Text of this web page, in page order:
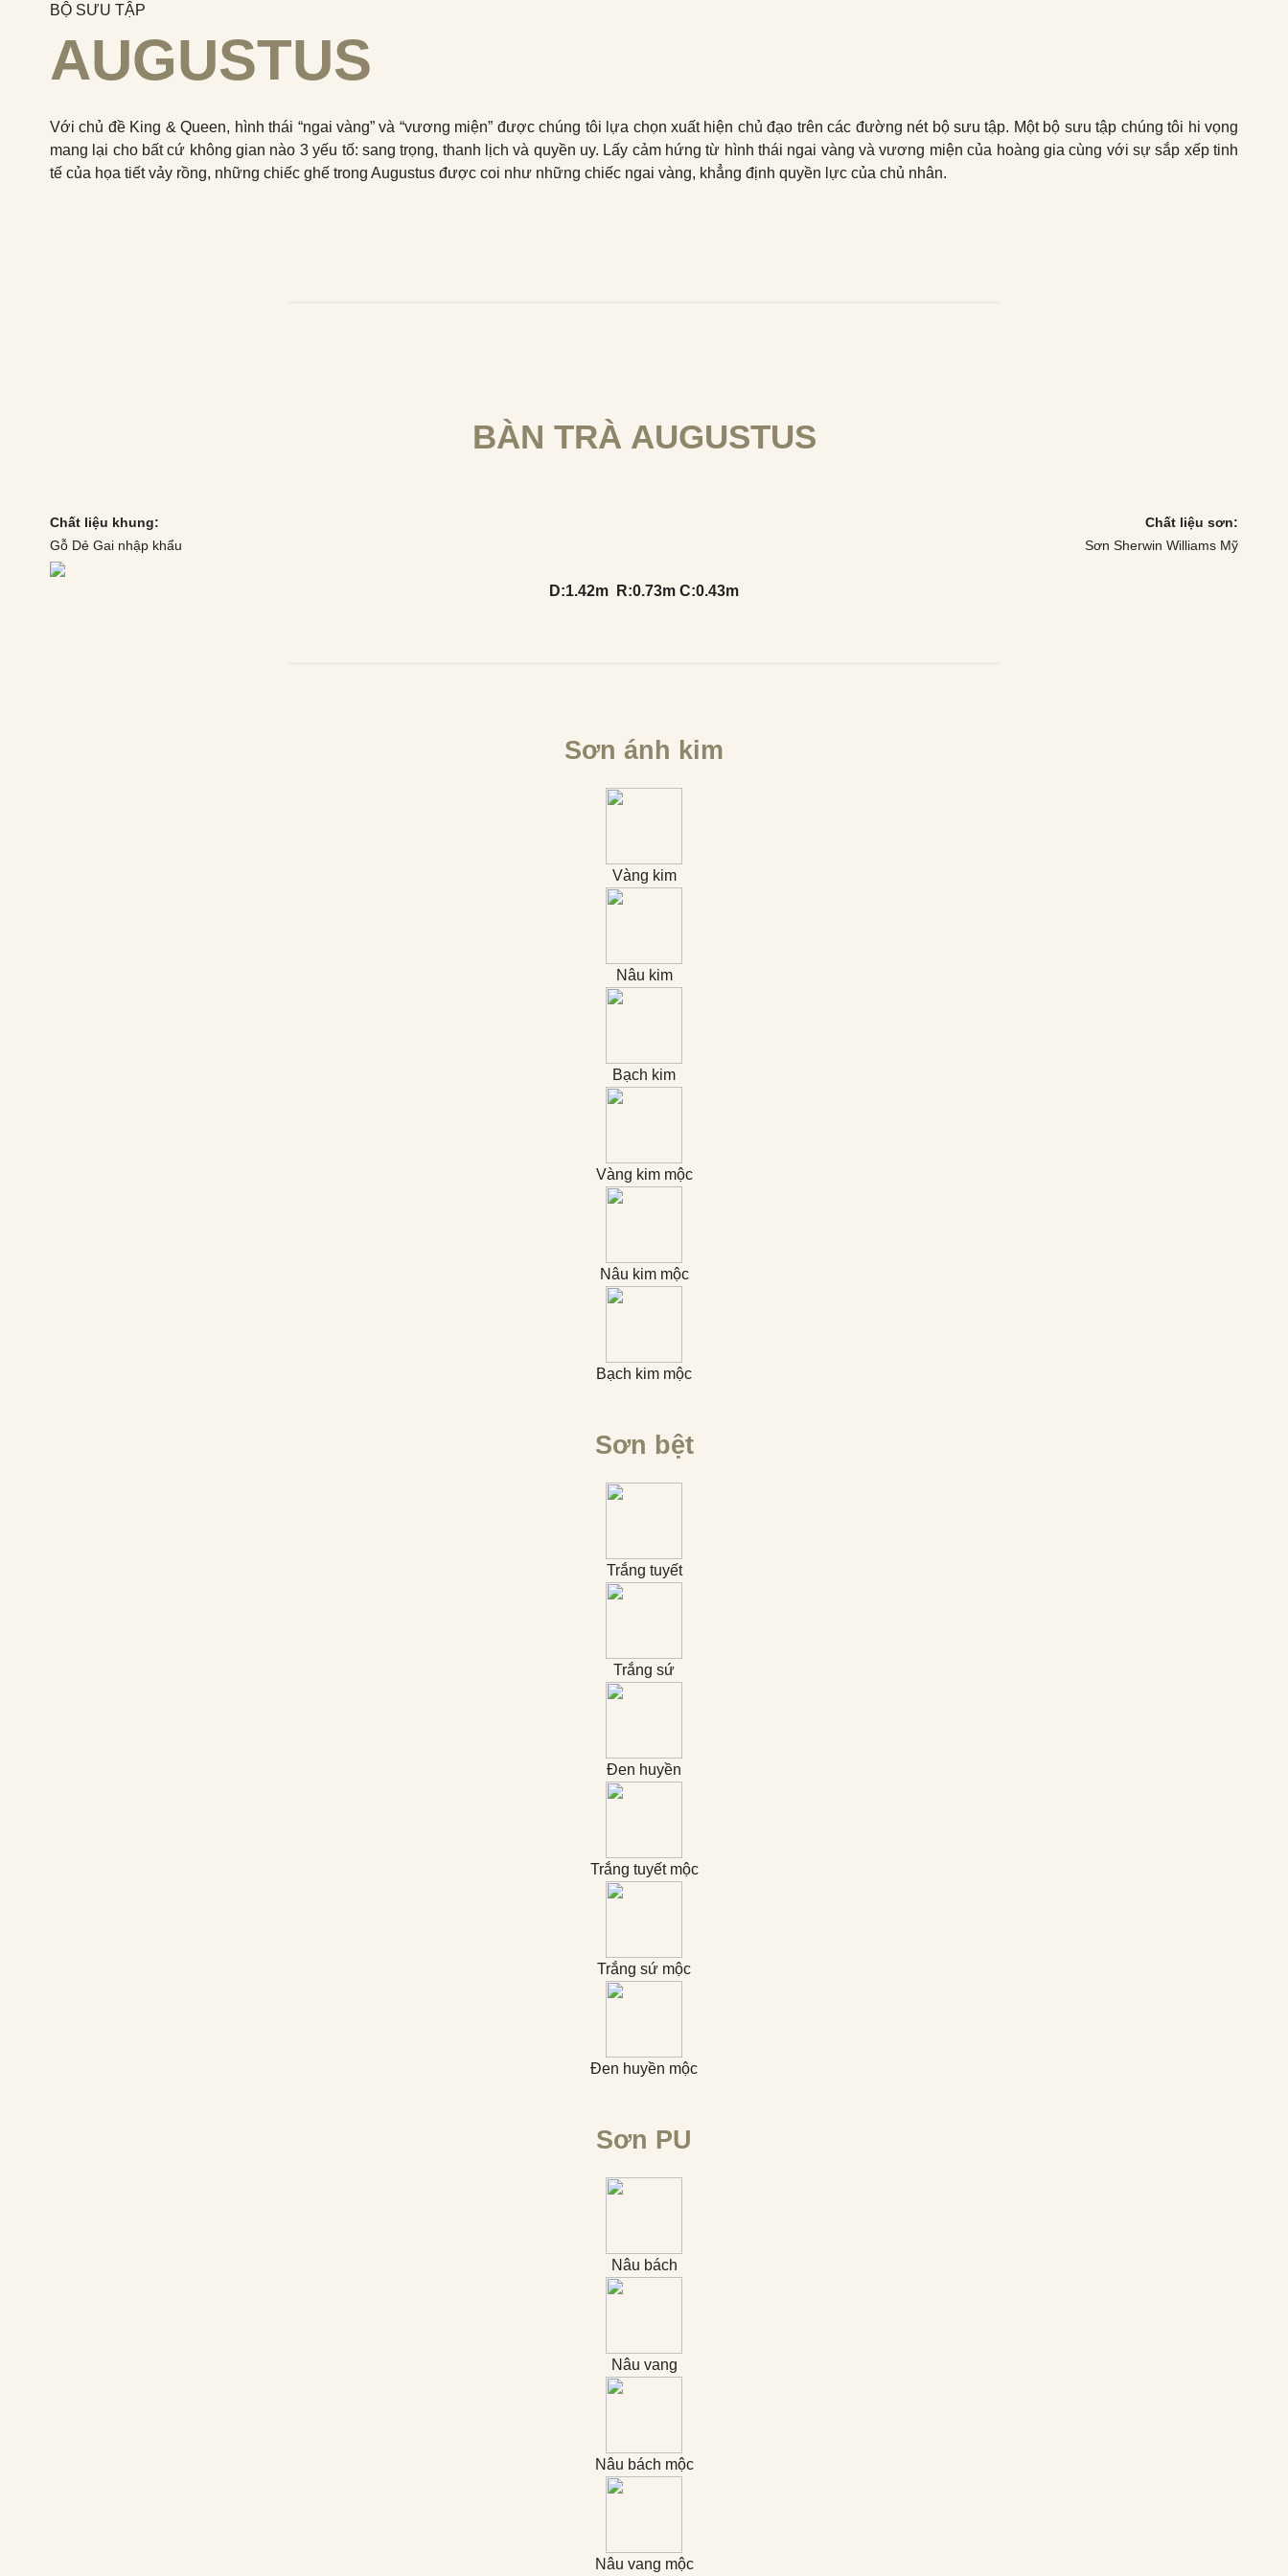
BỘ SƯU TẬP
AUGUSTUS
Với chủ đề King & Queen, hình thái “ngai vàng” và “vương miện” được chúng tôi lựa chọn xuất hiện chủ đạo trên các đường nét bộ sưu tập. Một bộ sưu tập chúng tôi hi vọng
mang lại cho bất cứ không gian nào 3 yếu tố: sang trọng, thanh lịch và quyền uy. Lấy cảm hứng từ hình thái ngai vàng và vương miện của hoàng gia cùng với sự sắp xếp tinh
tế của họa tiết vảy rồng, những chiếc ghế trong Augustus được coi như những chiếc ngai vàng, khẳng định quyền lực của chủ nhân.
BÀN TRÀ AUGUSTUS
Chất liệu khung:
Gỗ Dẻ Gai nhập khẩu
Chất liệu sơn:
Sơn Sherwin Williams Mỹ
D:1.42m R:0.73m C:0.43m
Sơn ánh kim
Vàng kim
Nâu kim
Bạch kim
Vàng kim mộc
Nâu kim mộc
Bạch kim mộc
Sơn bệt
Trắng tuyết
Trắng sứ
Đen huyền
Trắng tuyết mộc
Trắng sứ mộc
Đen huyền mộc
Sơn PU
Nâu bách
Nâu vang
Nâu bách mộc
Nâu vang mộc